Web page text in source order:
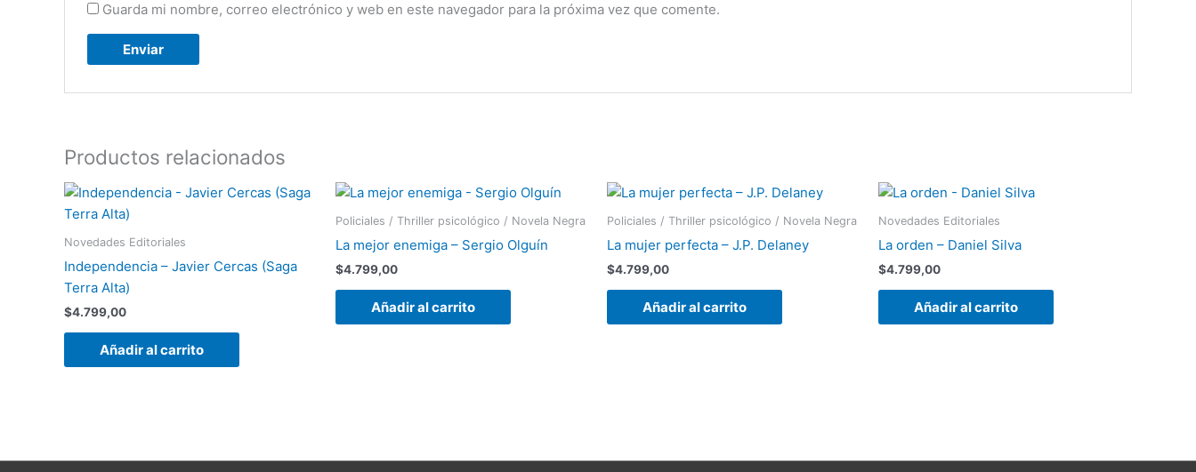
Guarda mi nombre, correo electrónico y web en este navegador para la próxima vez que comente.
Productos relacionados
Novedades Editoriales
Independencia – Javier Cercas (Saga
Terra Alta)
$4.799,00
Añadir al carrito
Policiales / Thriller psicológico / Novela Negra
La mejor enemiga – Sergio Olguín
$4.799,00
Añadir al carrito
Policiales / Thriller psicológico / Novela Negra
La mujer perfecta – J.P. Delaney
$4.799,00
Añadir al carrito
Novedades Editoriales
La orden – Daniel Silva
$4.799,00
Añadir al carrito